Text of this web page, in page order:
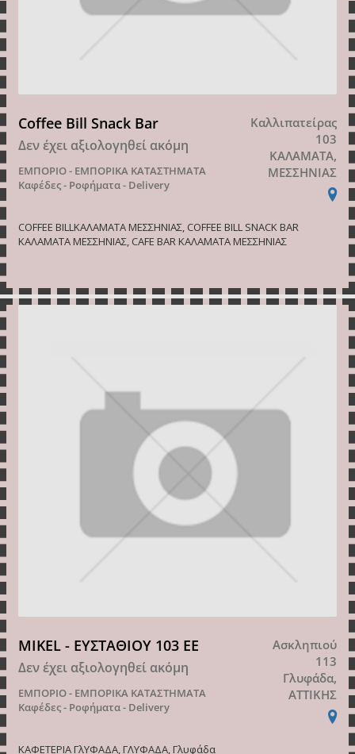
Coffee Bill Snack Bar
Δεν έχει αξιολογηθεί ακόμη
ΕΜΠΟΡΙΟ - ΕΜΠΟΡΙΚΑ ΚΑΤΑΣΤΗΜΑΤΑ
Καφέδες - Ροφήματα - Delivery
Καλλιπατείρας
103
ΚΑΛΑΜΑΤΑ,
ΜΕΣΣΗΝΙΑΣ
COFFEE BILLΚΑΛΑΜΑΤΑ ΜΕΣΣΗΝΙΑΣ, COFFEE BILL SNACK BAR
ΚΑΛΑΜΑΤΑ ΜΕΣΣΗΝΙΑΣ, CAFE BAR ΚΑΛΑΜΑΤΑ ΜΕΣΣΗΝΙΑΣ
MIKEL - ΕΥΣΤΑΘΙΟΥ 103 ΕΕ
Δεν έχει αξιολογηθεί ακόμη
ΕΜΠΟΡΙΟ - ΕΜΠΟΡΙΚΑ ΚΑΤΑΣΤΗΜΑΤΑ
Καφέδες - Ροφήματα - Delivery
Ασκληπιού
113
Γλυφάδα,
ΑΤΤΙΚΗΣ
ΚΑΦΕΤΕΡΙΑ ΓλΥΦΑΔΑ, ΓΛΥΦΑΔΑ, Γλυφάδα